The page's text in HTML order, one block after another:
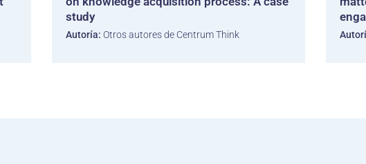
study
Autoría: Otros autores de Centrum Think